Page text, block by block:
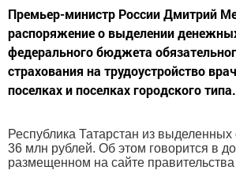
Премьер-министр России Дмитрий
распоряжение о выделении
федерального бюджета
страхования на трудоустройство
поселках и поселках городского типа.
Республика Татарстан из выделенных
36 млн рублей. Об этом говорится в
размещенном на сайте